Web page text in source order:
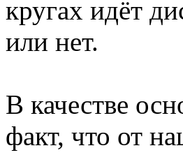
кругах идёт
или нет.
В качестве
факт, что от